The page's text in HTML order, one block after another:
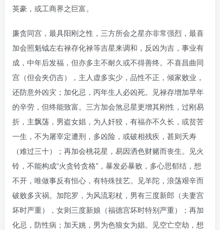
英豪，或工商界之巨富。
廉贪同宫，最具阳刚之性，三方所会之星亦非常强烈，最喜
加会照魁钺左右禄存化禄等吉星来调和，反凶为吉，事业有
成，中年后发福，但亦多主不耐久或不得善终。不喜昌曲同
宫（但会夹仍吉），主人虚多实少，品性不正，倾家败业，
还防意外凶灾；加化忌，丙年生人必凶死。见禄存增加早年
的辛劳，但终能致富。三方加会煞忌星更增其刚性，过刚易
折，主飘荡，男盗女娼，为人奸狡，有福亦不久长，或贫苦
一生，不为屠宰定遭刑，多凶险，或破相残疾，甚则夭寿
（难过三十）；再加会桃花星，易因洒色财赌而丧生。见火
铃，不能构成“火贪铃贪格”，暴发必暴败，多心思郁结，想
不开，唯做事反有恒心，有特殊技艺。见羊陀，浪荡艰辛而
破败多灾祸。加陀罗，为风流彩杖，男有三度新郎（夫妻宫
坏时严重），女则三度新娘（福德宫坏时特别严重）；再加
化忌，防性病；加天姚，男为色狼女为娼。见空亡空劫，想